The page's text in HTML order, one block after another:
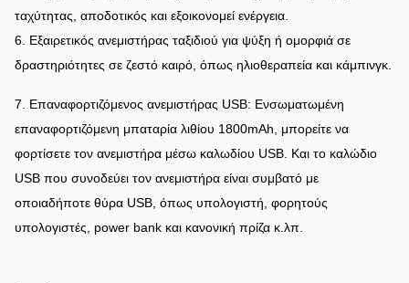
ταχύτητας, αποδοτικός και εξοικονομεί ενέργεια.
6. Εξαιρετικός ανεμιστήρας ταξιδιού για ψύξη ή ομορφιά σε
δραστηριότητες σε ζεστό καιρό, όπως ηλιοθεραπεία και κάμπινγκ.
7. Επαναφορτιζόμενος ανεμιστήρας USB: Ενσωματωμένη
επαναφορτιζόμενη μπαταρία λιθίου 1800mAh, μπορείτε να
φορτίσετε τον ανεμιστήρα μέσω καλωδίου USB. Και το καλώδιο
USB που συνοδεύει τον ανεμιστήρα είναι συμβατό με
οποιαδήποτε θύρα USB, όπως υπολογιστή, φορητούς
υπολογιστές, power bank και κανονική πρίζα κ.λπ.